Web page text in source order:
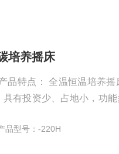
培养摇床
自动控制的恒温培养
有投资少、占地小，功
制能力的智能化微处理芯
品型号：-220H